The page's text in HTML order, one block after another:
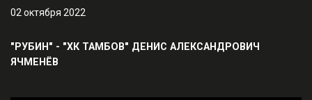
02 октября 2022
"РУБИН" - "ХК ТАМБОВ" ДЕНИС АЛЕКСАНДРОВИЧ
ЯЧМЕНЁВ